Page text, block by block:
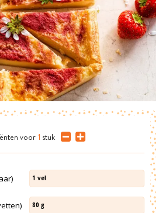
voor 1 stuk
1 vel
80 g